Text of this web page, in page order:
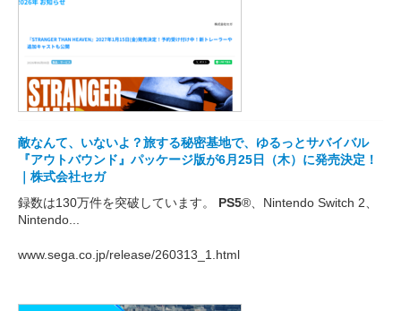
敵なんて、いないよ？旅する秘密基地で、ゆるっとサバイバル
『アウトバウンド』パッケージ版が6月25日（木）に発売決定！
｜株式会社セガ
録数は130万件を突破しています。 PS5®、Nintendo Switch 2、
Nintendo...
www.sega.co.jp/release/260313_1.html